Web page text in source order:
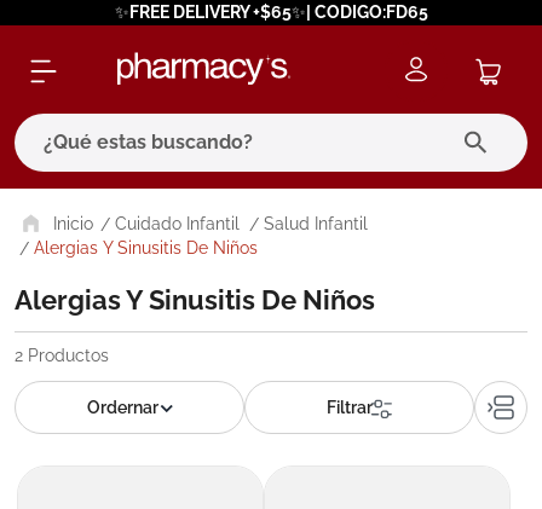
✨FREE DELIVERY +$65✨| CODIGO:FD65
¿Qué estas buscando?
Cuidado Infantil
Salud Infantil
Alergias Y Sinusitis De Niños
Alergias Y Sinusitis De Niños
2 Productos
términos más buscados
2 . protector solar
3. pilexil
5. cerave